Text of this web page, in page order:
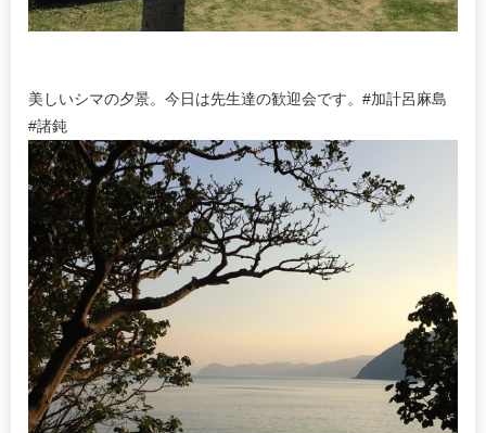
美しいシマの夕景。今日は先生達の歓迎会です。#加計呂麻島
#諸鈍